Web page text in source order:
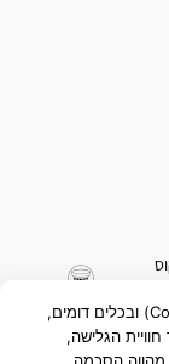
לידיעתך: באתר זה נעשה שימוש בקבצי עוגיות (Cookies) ובכלים דומים,
הגלישה,